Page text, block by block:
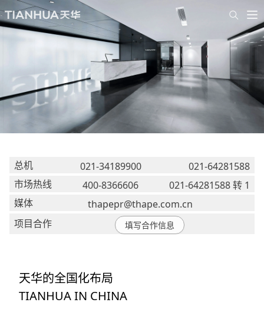
总机 021-34189900
021-64281588
市场热线
400-8366606
021-64281588 转 1
媒体
thapepr@thape.com.cn
项目合作
填写合作信息
天华的全国化布局
TIANHUA IN CHINA